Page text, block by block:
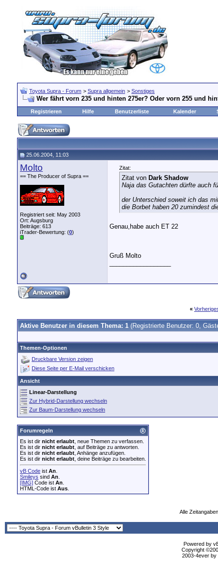
Toyota Supra - Forum > Supra allgemein > Sonstiges
Wer fährt vorn 235 und hinten 275er? Oder vorn 255 und
Registrieren Hilfe Benutzerliste Kalender
25.06.2004, 11:03
Molto
== The Producer of Supra ==
Registriert seit: May 2003
Ort: Augsburg
Beiträge: 613
iTrader-Bewertung: (0)
Zitat:
Zitat von Dark Shadow
Naja das Gutachten dürfte auch
der Unterschied soweit ich das
die Borbet haben 20 zumindest
Genau,habe auch ET 22
Gruß Molto
«
Aktive Benutzer in diesem Thema: 1 (Registrierte Benutzer: 0,
Themen-Optionen
Druckbare Version zeigen
Diese Seite per E-Mail verschicken
Ansicht
Linear-Darstellung
Zur Hybrid-Darstellung wechseln
Zur Baum-Darstellung wechseln
Forumregeln
Es ist dir nicht erlaubt , neue Themen zu verfassen.
Es ist dir nicht erlaubt , auf Beiträge zu antworten.
Es ist dir nicht erlaubt , Anhänge anzufügen.
Es ist dir nicht erlaubt , deine Beiträge zu bearbeiten.
vB Code ist An
Smileys sind An
[IMG] Code ist An
HTML-Code ist Aus
Alle
Powered by
Copyright
2003-4ever by